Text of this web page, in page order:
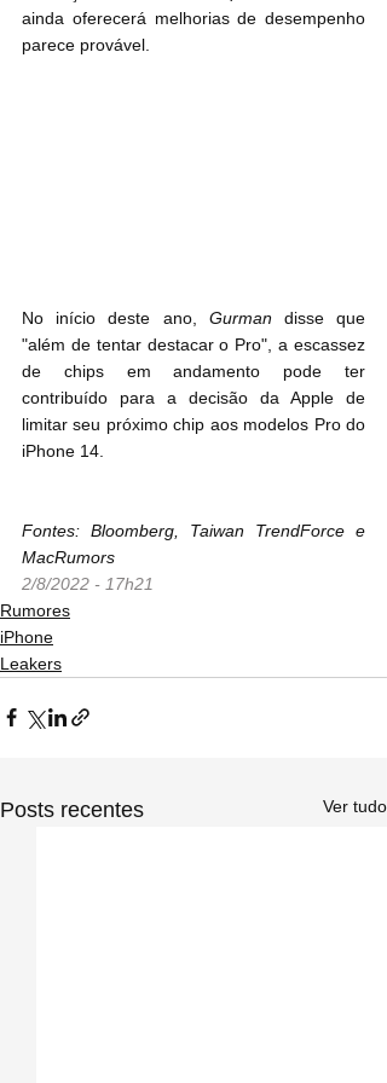
ainda oferecerá melhorias de desempenho
parece provável.
No início deste ano, Gurman disse que
"além de tentar destacar o Pro", a escassez
de chips em andamento pode ter
contribuído para a decisão da Apple de
limitar seu próximo chip aos modelos Pro do
iPhone 14.
Fontes: Bloomberg, Taiwan TrendForce e
MacRumors
2/8/2022 - 17h21
Rumores
iPhone
Leakers
Posts recentes Ver tudo